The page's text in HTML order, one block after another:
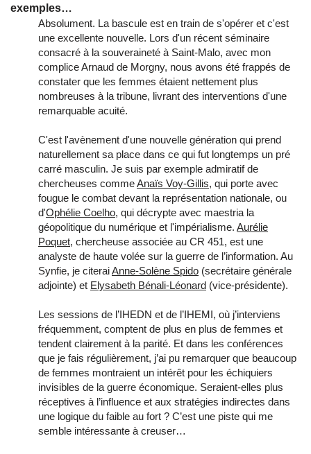
exemples…
Absolument. La bascule est en train de s'opérer et c'est
une excellente nouvelle. Lors d'un récent séminaire
consacré à la souveraineté à Saint-Malo, avec mon
complice Arnaud de Morgny, nous avons été frappés de
constater que les femmes étaient nettement plus
nombreuses à la tribune, livrant des interventions d'une
remarquable acuité.
C'est l'avènement d'une nouvelle génération qui prend
naturellement sa place dans ce qui fut longtemps un pré
carré masculin. Je suis par exemple admiratif de
chercheuses commeAnaïs Voy-Gillis, qui porte avec
fougue le combat devant la représentation nationale, ou
d'Ophélie Coelho, qui décrypte avec maestria la
géopolitique du numérique et l'impérialisme. Aurélie
Poquet, chercheuse associée au CR 451, est une
analyste de haute volée sur la guerre de l’information. Au
Synfie, je citeraiAnne-Solène Spido (secrétaire générale
adjointe) et Elysabeth Bénali-Léonard (vice-présidente).
Les sessions de l’IHEDN et de l’IHEMI, où j’interviens
fréquemment, comptent de plus en plus de femmes et
tendent clairement à la parité. Et dans les conférences
que je fais régulièrement, j’ai pu remarquer que beaucoup
de femmes montraient un intérêt pour les échiquiers
invisibles de la guerre économique. Seraient-elles plus
réceptives à l’influence et aux stratégies indirectes dans
une logique du faible au fort ? C’est une piste qui me
semble intéressante à creuser…